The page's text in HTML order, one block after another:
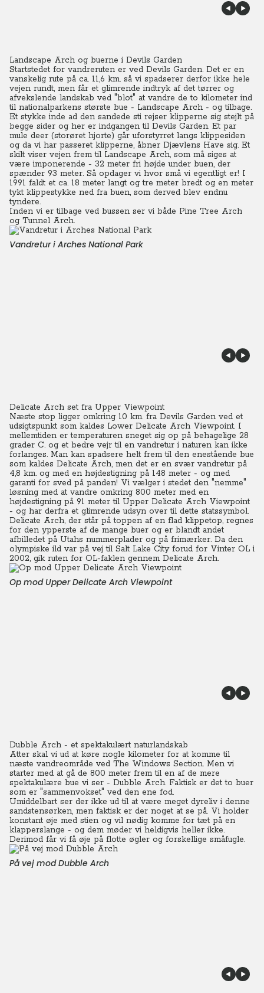
Landscape Arch og buerne i Devils Garden
Startstedet for vandreruten er ved Devils Garden. Det er en
vanskelig rute på ca. 11,6 km. så vi spadserer derfor ikke hele
vejen rundt, men får et glimrende indtryk af det tørrer og
afvekslende landskab ved "blot" at vandre de to kilometer ind
til nationalparkens største bue - Landscape Arch - og tilbage.
Et stykke inde ad den sandede sti rejser klipperne sig stejlt på
begge sider og her er indgangen til Devils Garden. Et par
mule deer (storøret hjorte) går uforstyrret langs klippesiden
og da vi har passeret klipperne, åbner Djævlens Have sig. Et
skilt viser vejen frem til Landscape Arch, som må siges at
være imponerende - 32 meter fri højde under buen, der
spænder 93 meter. Så opdager vi hvor små vi egentligt er! I
1991 faldt et ca. 18 meter langt og tre meter bredt og en meter
tykt klippestykke ned fra buen, som derved blev endnu
tyndere.
Inden vi er tilbage ved bussen ser vi både Pine Tree Arch
og Tunnel Arch.
Vandretur i Arches National Park
Delicate Arch set fra Upper Viewpoint
Næste stop ligger omkring 10 km. fra Devils Garden ved et
udsigtspunkt som kaldes Lower Delicate Arch Viewpoint. I
mellemtiden er temperaturen sneget sig op på behagelige 28
grader C. og et bedre vejr til en vandretur i naturen kan ikke
forlanges. Man kan spadsere helt frem til den enestående bue
som kaldes Delicate Arch, men det er en svær vandretur på
4,8 km. og med en højdestigning på 148 meter - og med
garanti for sved på panden! Vi vælger i stedet den "nemme"
løsning med at vandre omkring 800 meter med en
højdestigning på 91 meter til Upper Delicate Arch Viewpoint
- og har derfra et glimrende udsyn over til dette statssymbol.
Delicate Arch, der står på toppen af en flad klippetop, regnes
for den ypperste af de mange buer og er blandt andet
afbilledet på Utahs nummerplader og på frimærker. Da den
olympiske ild var på vej til Salt Lake City forud for Vinter OL i
2002, gik ruten for OL-faklen gennem Delicate Arch.
Op mod Upper Delicate Arch Viewpoint
Dubble Arch - et spektakulært naturlandskab
Atter skal vi ud at køre nogle kilometer for at komme til
næste vandreområde ved The Windows Section. Men vi
starter med at gå de 800 meter frem til en af de mere
spektakulære bue vi ser - Dubble Arch. Faktisk er det to buer
som er "sammenvokset" ved den ene fod.
Umiddelbart ser der ikke ud til at være meget dyreliv i denne
sandstensørken, men faktisk er der noget at se på. Vi holder
konstant øje med stien og vil nødig komme for tæt på en
klapperslange - og dem møder vi heldigvis heller ikke.
Derimod får vi få øje på flotte øgler og forskellige småfugle.
På vej mod Dubble Arch